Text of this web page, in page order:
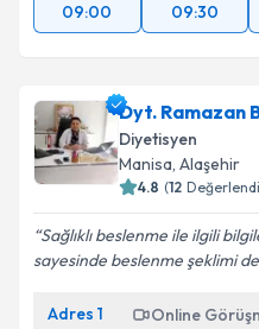
09:00
09:30
Dyt. Ramazan
Diyetisyen
Manisa, Alaşehir
4.8 (12
Sağlıklı beslenme ile ilgili
sayesinde beslenme şeklimi
Adres 1 Online